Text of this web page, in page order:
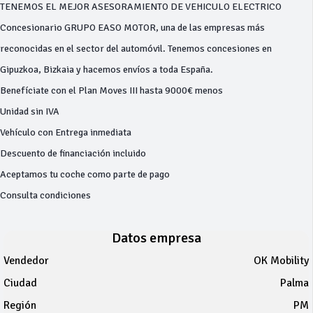
TENEMOS EL MEJOR ASESORAMIENTO DE VEHICULO ELECTRICO
Concesionario GRUPO EASO MOTOR, una de las empresas más
reconocidas en el sector del automóvil. Tenemos concesiones en
Gipuzkoa, Bizkaia y hacemos envíos a toda España.
Benefíciate con el Plan Moves III hasta 9000€ menos
Unidad sin IVA
Vehículo con Entrega inmediata
Descuento de financiación incluido
Aceptamos tu coche como parte de pago
Consulta condiciones
Datos empresa
Vendedor
OK Mobility
Ciudad
Palma
Región
PM